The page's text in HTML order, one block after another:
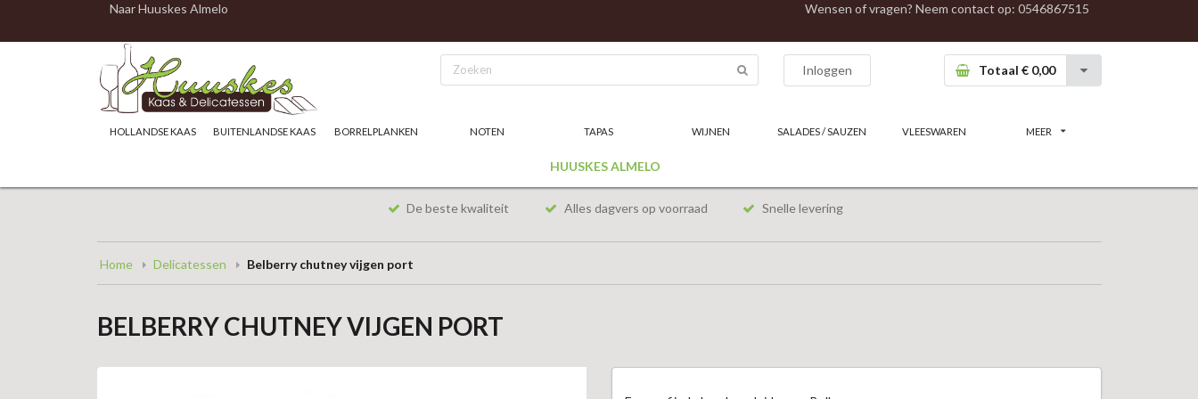
Naar Huuskes Almelo Wensen of vragen? Neem contact op: 0546867515
Inloggen Totaal € 0,00
HOLLANDSE KAAS BUITENLANDSE KAAS BORRELPLANKEN NOTEN TAPAS WIJNEN SALADES / SAUZEN VLEESWAREN MEER
HUUSKES ALMELO
De beste kwaliteit Alles dagvers op voorraad Snelle levering
Home Delicatessen Belberry chutney vijgen port
BELBERRY CHUTNEY VIJGEN PORT